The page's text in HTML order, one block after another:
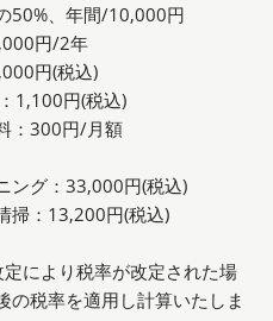
50%、年間/10,000円
円/2年
円(税込)
1,100円(税込)
：300円/月額
ング：33,000円(税込)
掃：13,200円(税込)
により税率が改定された場
の税率を適用し計算いたしま